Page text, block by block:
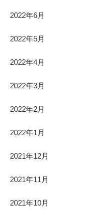
2022年6月
2022年5月
2022年4月
2022年3月
2022年2月
2022年1月
2021年12月
2021年11月
2021年10月